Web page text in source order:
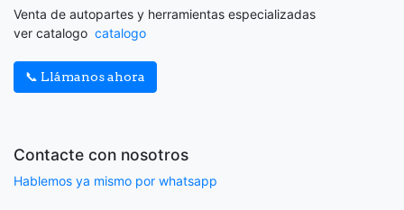
Venta de autopartes y herramientas especializadas
ver catalogo catalogo
📞 Llámanos ahora
Contacte con nosotros
Hablemos ya mismo por whatsapp